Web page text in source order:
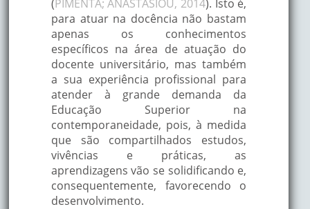
(PIMENTA; ANASTASIOU, 2014). Isto é,
para atuar na docência não bastam
apenas os conhecimentos
específicos na área de atuação do
docente universitário, mas também
a sua experiência profissional para
atender à grande demanda da
Educação Superior na
contemporaneidade, pois, à medida
que são compartilhados estudos,
vivências e práticas, as
aprendizagens vão se solidificando e,
consequentemente, favorecendo o
desenvolvimento.